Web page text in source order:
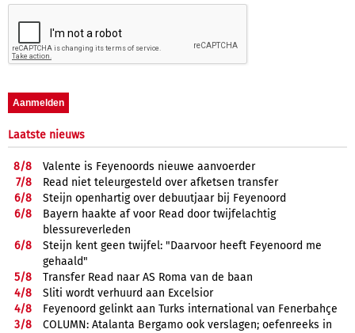
Laatste nieuws
8/8
Valente is Feyenoords nieuwe aanvoerder
7/8
Read niet teleurgesteld over afketsen transfer
6/8
Steijn openhartig over debuutjaar bij Feyenoord
6/8
Bayern haakte af voor Read door twijfelachtig
blessureverleden
6/8
Steijn kent geen twijfel: "Daarvoor heeft Feyenoord me
gehaald"
5/8
Transfer Read naar AS Roma van de baan
4/8
Sliti wordt verhuurd aan Excelsior
4/8
Feyenoord gelinkt aan Turks international van Fenerbahçe
3/8
COLUMN: Atalanta Bergamo ook verslagen; oefenreeks in